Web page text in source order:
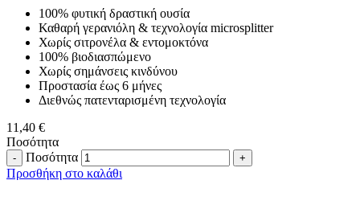
100% φυτική δραστική ουσία
Καθαρή γερανιόλη & τεχνολογία microsplitter
Χωρίς σιτρονέλα & εντομοκτόνα
100% βιοδιασπώμενο
Χωρίς σημάνσεις κινδύνου
Προστασία έως 6 μήνες
Διεθνώς πατενταρισμένη τεχνολογία
11,40 €
Ποσότητα
Ποσότητα
Προσθήκη στο καλάθι